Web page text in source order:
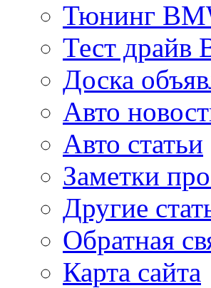
Тюнинг
Тест драйв
Доска
Авто
Авто статьи
Заметки
Другие
Обратная
Карта сайта